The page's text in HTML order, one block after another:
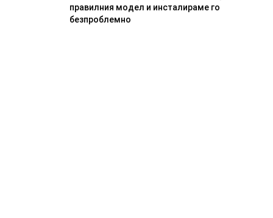
правилния модел и инсталираме го
безпроблемно